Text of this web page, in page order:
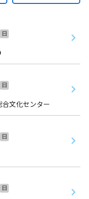
日
日
文化センター
日
日